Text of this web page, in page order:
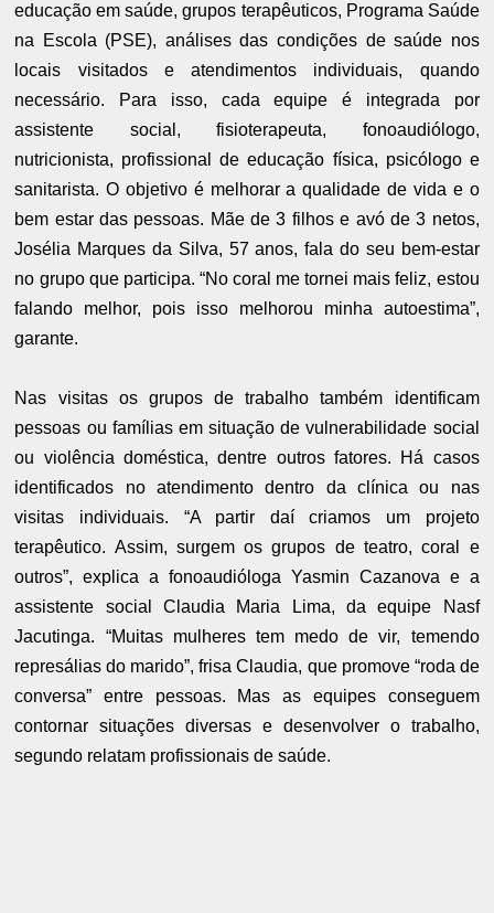
educação em saúde, grupos terapêuticos, Programa Saúde
na Escola (PSE), análises das condições de saúde nos
locais visitados e atendimentos individuais, quando
necessário. Para isso, cada equipe é integrada por
assistente social, fisioterapeuta, fonoaudiólogo,
nutricionista, profissional de educação física, psicólogo e
sanitarista. O objetivo é melhorar a qualidade de vida e o
bem estar das pessoas. Mãe de 3 filhos e avó de 3 netos,
Josélia Marques da Silva, 57 anos, fala do seu bem-estar
no grupo que participa. “No coral me tornei mais feliz, estou
falando melhor, pois isso melhorou minha autoestima”,
garante.
Nas visitas os grupos de trabalho também identificam
pessoas ou famílias em situação de vulnerabilidade social
ou violência doméstica, dentre outros fatores. Há casos
identificados no atendimento dentro da clínica ou nas
visitas individuais. “A partir daí criamos um projeto
terapêutico. Assim, surgem os grupos de teatro, coral e
outros”, explica a fonoaudióloga Yasmin Cazanova e a
assistente social Claudia Maria Lima, da equipe Nasf
Jacutinga. “Muitas mulheres tem medo de vir, temendo
represálias do marido”, frisa Claudia, que promove “roda de
conversa” entre pessoas. Mas as equipes conseguem
contornar situações diversas e desenvolver o trabalho,
segundo relatam profissionais de saúde.